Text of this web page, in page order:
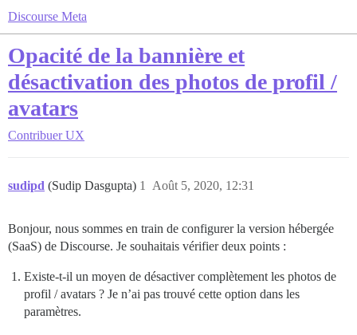
Discourse Meta
Opacité de la bannière et
désactivation des photos de profil /
avatars
Contribuer UX
sudipd (Sudip Dasgupta) Août 5, 2020, 12:31
1
Bonjour, nous sommes en train de configurer la version hébergée
(SaaS) de Discourse. Je souhaitais vérifier deux points :
Existe-t-il un moyen de désactiver complètement les photos de
profil / avatars ? Je n’ai pas trouvé cette option dans les
paramètres.